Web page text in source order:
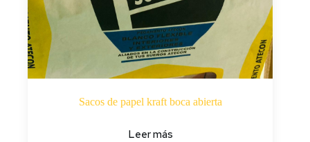
Sacos de papel kraft boca abierta
Leer más